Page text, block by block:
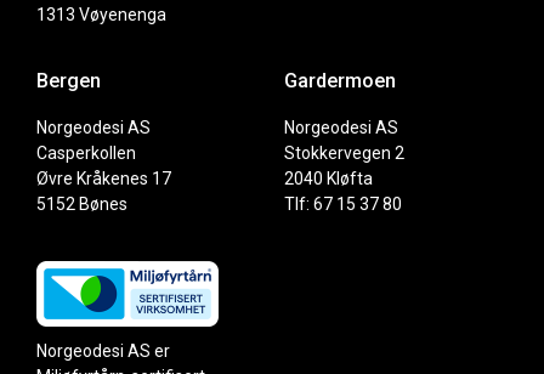
1313 Vøyenenga
Bergen
Norgeodesi AS
Casperkollen
Øvre Kråkenes 17
5152 Bønes
Gardermoen
Norgeodesi AS
Stokkervegen 2
2040 Kløfta
Tlf: 67 15 37 80
Norgeodesi AS er